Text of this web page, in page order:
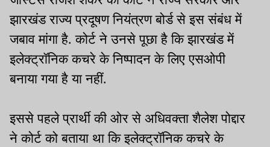
झारखंड राज्य प्रदूषण नियंत्रण बोर्ड से इस संबंध में
जबाव मांगा है. कोर्ट ने उनसे पूछा है कि झारखंड में
इलेक्ट्रॉनिक कचरे के निष्पादन के लिए एसओपी
बनाया गया है या नहीं.
इससे पहले प्रार्थी की ओर से अधिवक्ता शैलेश पोद्दार
ने कोर्ट को बताया था कि इलेक्ट्रॉनिक कचरे के